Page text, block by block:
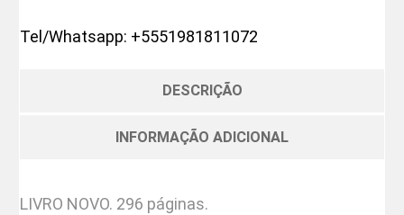
Tel/Whatsapp: +5551981811072
DESCRIÇÃO
INFORMAÇÃO ADICIONAL
LIVRO NOVO. 296 páginas.